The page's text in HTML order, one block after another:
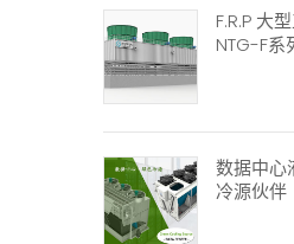
F.R.P 大
NTG-F系
数据中心
冷源伙伴